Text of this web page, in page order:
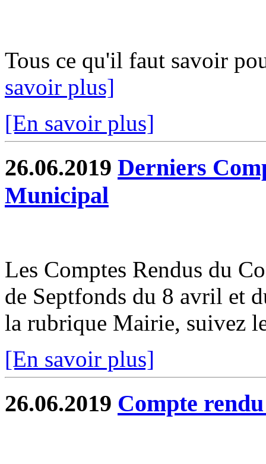
Tous ce qu'il faut savoir
savoir plus]
[En savoir plus]
26.06.2019 Derniers
Municipal
Les Comptes Rendus du
de Septfonds du 8 avril et
la rubrique Mairie, suivez
[En savoir plus]
26.06.2019 Compte